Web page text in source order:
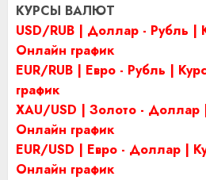
КУРСЫ ВАЛЮТ
USD/RUB | Доллар - Рубль |
Онлайн график
EUR/RUB | Евро - Рубль |
график
XAU/USD | Золото - Доллар
Онлайн график
EUR/USD | Евро - Доллар |
Онлайн график